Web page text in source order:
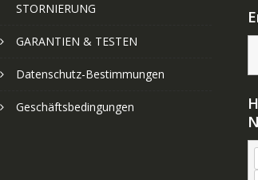
STORNIERUNG
GARANTIEN & TESTEN
Datenschutz-Bestimmungen
Geschäftsbedingungen